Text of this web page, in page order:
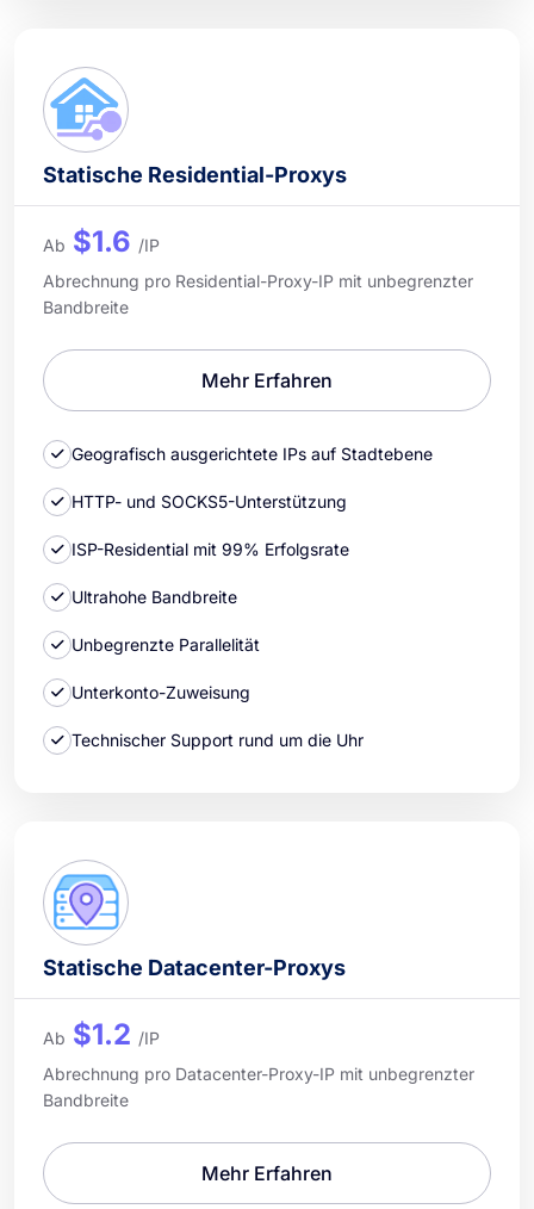
Statische Residential-Proxys
Ab $1.6 /IP
Abrechnung pro Residential-Proxy-IP mit unbegrenzter
Bandbreite
Mehr Erfahren
Geografisch ausgerichtete IPs auf Stadtebene
HTTP- und SOCKS5-Unterstützung
ISP-Residential mit 99% Erfolgsrate
Ultrahohe Bandbreite
Unbegrenzte Parallelität
Unterkonto-Zuweisung
Technischer Support rund um die Uhr
Statische Datacenter-Proxys
Ab $1.2 /IP
Abrechnung pro Datacenter-Proxy-IP mit unbegrenzter
Bandbreite
Mehr Erfahren